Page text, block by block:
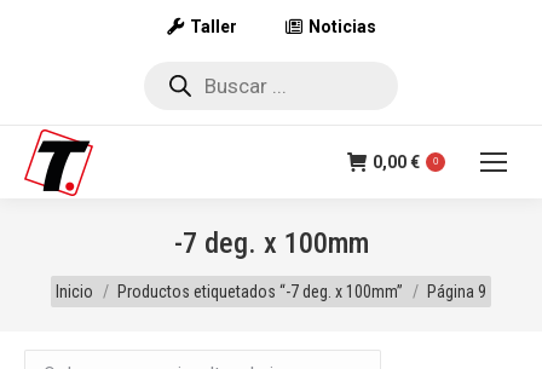
Taller Noticias
Búsqueda
0,00€ 0
-7 deg. x 100mm
Estás aquí:
Inicio Productos etiquetados “-7 deg. x 100mm” Página 9